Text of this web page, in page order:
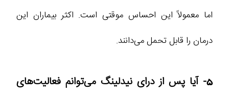
اما معمولاً این احساس موقتی است. اکثر بیماران این
درمان را قابل تحمل می‌دانند.
5- آیا پس از درای نیدلینگ می‌توانم فعالیت‌های